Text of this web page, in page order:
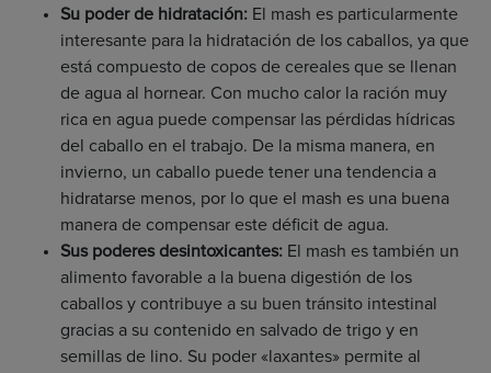
Su poder de hidratación: El mash es particularmente
interesante para la hidratación de los caballos, ya que
está compuesto de copos de cereales que se llenan
de agua al hornear. Con mucho calor la ración muy
rica en agua puede compensar las pérdidas hídricas
del caballo en el trabajo. De la misma manera, en
invierno, un caballo puede tener una tendencia a
hidratarse menos, por lo que el mash es una buena
manera de compensar este déficit de agua.
Sus poderes desintoxicantes: El mash es también un
alimento favorable a la buena digestión de los
caballos y contribuye a su buen tránsito intestinal
gracias a su contenido en salvado de trigo y en
semillas de lino. Su poder «laxantes» permite al